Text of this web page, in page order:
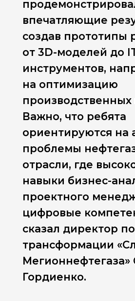
впечатляющие
создав прототипы
от 3D-моделей до
инструментов,
на оптимизацию
производственных
Важно, что ребята
ориентируются на
проблемы
отрасли, где
навыки бизнес-
проектного
цифровые
сказал директор
трансформации
Мегионнефтегаза»
Гордиенко.